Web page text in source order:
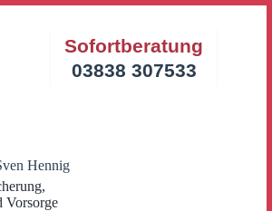
Hennig
Vorsorge
Sofortberatung
03838 307533